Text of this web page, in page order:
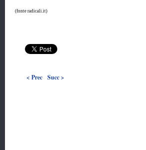
(fonte radicali.it)
< Prec Succ >